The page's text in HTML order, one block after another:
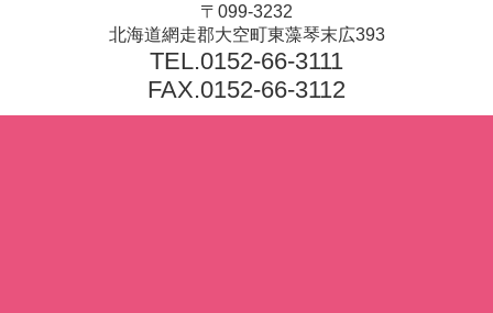
〒099-3232
北海道網走郡大空町東藻琴末広393
TEL.0152-66-3111
FAX.0152-66-3112